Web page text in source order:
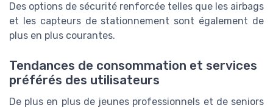
Des options de sécurité renforcée telles que les airbags
et les capteurs de stationnement sont également de
plus en plus courantes.
Tendances de consommation et services
préférés des utilisateurs
De plus en plus de jeunes professionnels et de seniors